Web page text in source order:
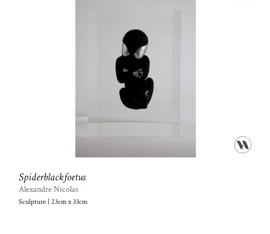
Spiderblackfoetus
Alexandre Nicolas
Sculpture | 23cm x 33cm